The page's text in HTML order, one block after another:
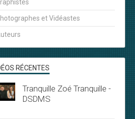
et Vidéastes
RÉCENTES
Tranquille Zoé Tranquille -
DSDMS